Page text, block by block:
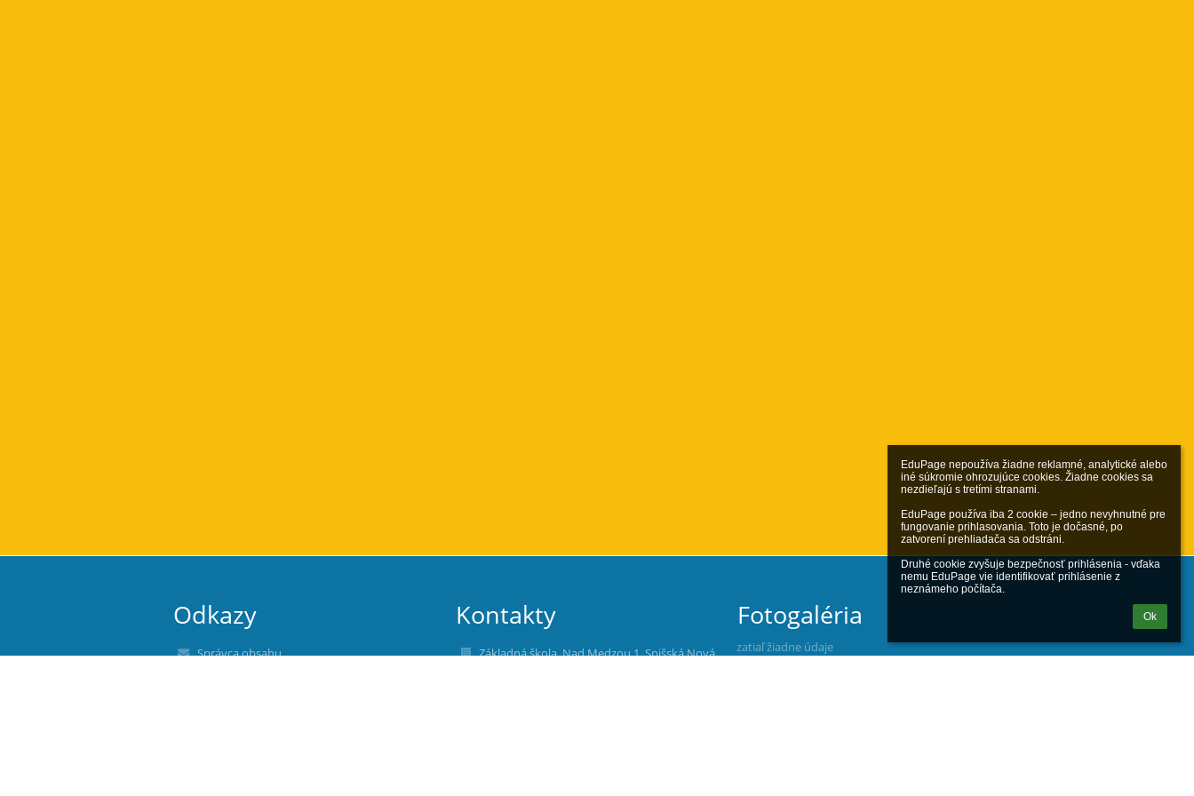
EduPage nepoužíva žiadne reklamné, analytické alebo
iné súkromie ohrozujúce cookies. Žiadne cookies sa
nezdieľajú s tretími stranami.
EduPage používa iba 2 cookie – jedno nevyhnutné pre
fungovanie prihlasovania. Toto je dočasné, po
zatvorení prehliadača sa odstráni.
Druhé cookie zvyšuje bezpečnosť prihlásenia - vďaka
nemu EduPage vie identifikovať prihlásenie z
neznámeho počítača.
Ok
Odkazy
Správca obsahu
Kontakty
Základná škola, Nad Medzou 1, Spišská Nová
Fotogaléria
zatiaľ žiadne údaje